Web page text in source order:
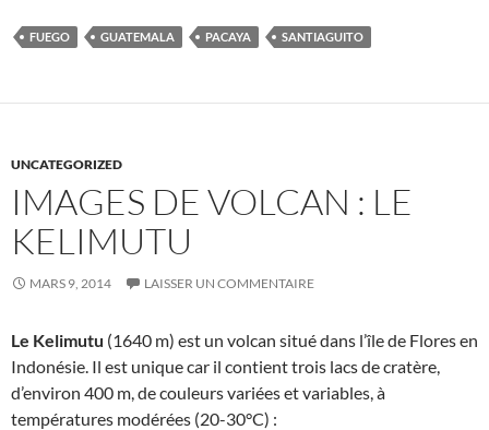
FUEGO GUATEMALA PACAYA SANTIAGUITO
UNCATEGORIZED
IMAGES DE VOLCAN : LE
KELIMUTU
MARS 9, 2014 LAISSER UN COMMENTAIRE
Le Kelimutu (1640 m) est un volcan situé dans l’île de Flores en
Indonésie. Il est unique car il contient trois lacs de cratère,
d’environ 400 m, de couleurs variées et variables, à
températures modérées (20-30°C) :